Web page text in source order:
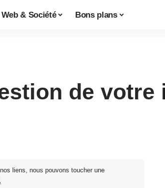
Web & Société Bons plans
de
liens, nous pouvons toucher une